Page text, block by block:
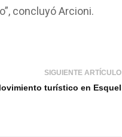
concluyó Arcioni.
SIGUIENTE ARTÍCULO
turístico en Esquel